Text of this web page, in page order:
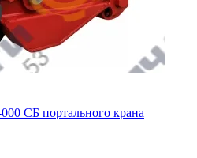
СБ портального крана